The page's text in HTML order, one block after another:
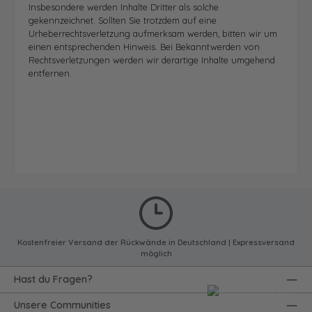
Insbesondere werden Inhalte Dritter als solche
gekennzeichnet. Sollten Sie trotzdem auf eine
Urheberrechtsverletzung aufmerksam werden, bitten wir um
einen entsprechenden Hinweis. Bei Bekanntwerden von
Rechtsverletzungen werden wir derartige Inhalte umgehend
entfernen.
Kostenfreier Versand der Rückwände in Deutschland | Expressversand
möglich
Hast du Fragen?
Unsere Communities